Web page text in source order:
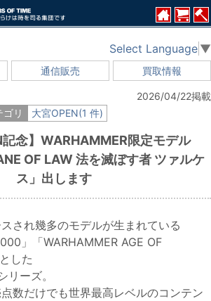
通信販売 買取情報
Select Language ▼
ゴリ 大宮OPEN(1 件)
2026/04/22掲載
記念】WARHAMMER限定モデル
OF LAW 法を滅ぼす者 ツァルケ
ス」出します
され幾多のモデルが生まれている
」「WARHAMMER AGE OF
した
リーズ。
数だけでも世界最高レベルのコンテン